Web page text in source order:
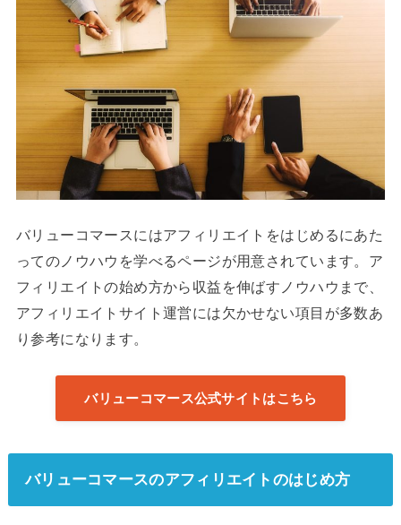
バリューコマースにはアフィリエイトをはじめるにあた
ってのノウハウを学べるページが用意されています。ア
フィリエイトの始め方から収益を伸ばすノウハウまで、
アフィリエイトサイト運営には欠かせない項目が多数あ
り参考になります。
バリューコマース公式サイトはこちら
バリューコマースのアフィリエイトのはじめ方